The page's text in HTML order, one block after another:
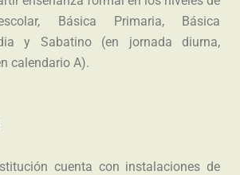
Básica Primaria, Básica
y Sabatino (en jornada diurna,
calendario A).
cuenta con instalaciones de